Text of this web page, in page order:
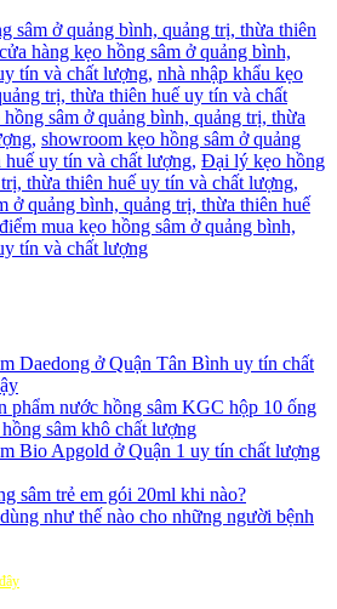
sâm ở quảng bình, quảng trị, thừa thiên
cửa hàng kẹo hồng sâm ở quảng bình,
tín và chất lượng, nhà nhập khẩu kẹo
trị, thừa thiên huế uy tín và chất
sâm ở quảng bình, quảng trị, thừa
showroom kẹo hồng sâm ở quảng
uy tín và chất lượng, Đại lý kẹo hồng
thừa thiên huế uy tín và chất lượng,
ở quảng bình, quảng trị, thừa thiên huế
mua kẹo hồng sâm ở quảng bình,
tín và chất lượng
Daedong ở Quận Tân Bình uy tín chất
phẩm nước hồng sâm KGC hộp 10 ống
sâm khô chất lượng
Bio Apgold ở Quận 1 uy tín chất lượng
sâm trẻ em gói 20ml khi nào?
như thế nào cho những người bệnh